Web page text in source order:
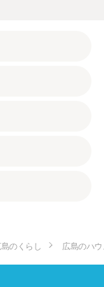
のくらし 広島のハ